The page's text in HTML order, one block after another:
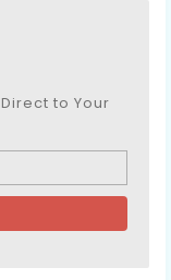
to Your